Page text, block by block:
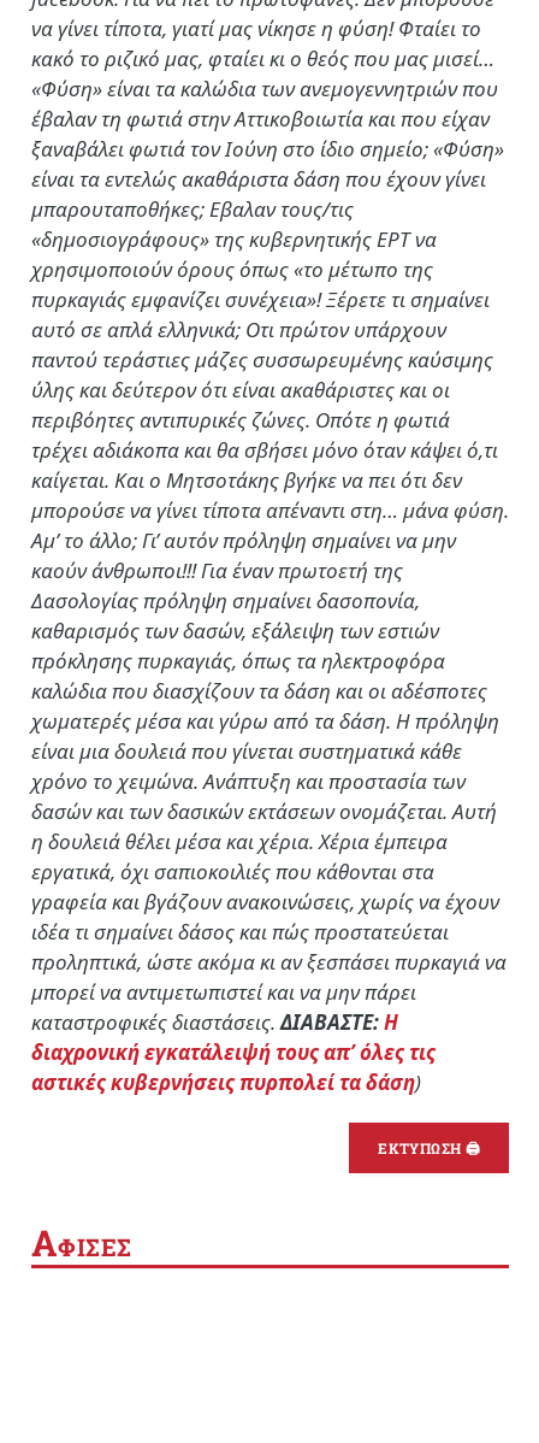
να γίνει τίποτα, γιατί μας νίκησε η φύση! Φταίει το
κακό το ριζικό μας, φταίει κι ο θεός που μας μισεί…
«Φύση» είναι τα καλώδια των ανεμογεννητριών που
έβαλαν τη φωτιά στην Αττικοβοιωτία και που είχαν
ξαναβάλει φωτιά τον Ιούνη στο ίδιο σημείο; «Φύση»
είναι τα εντελώς ακαθάριστα δάση που έχουν γίνει
μπαρουταποθήκες; Εβαλαν τους/τις
«δημοσιογράφους» της κυβερνητικής ΕΡΤ να
χρησιμοποιούν όρους όπως «το μέτωπο της
πυρκαγιάς εμφανίζει συνέχεια»! Ξέρετε τι σημαίνει
αυτό σε απλά ελληνικά; Οτι πρώτον υπάρχουν
παντού τεράστιες μάζες συσσωρευμένης καύσιμης
ύλης και δεύτερον ότι είναι ακαθάριστες και οι
περιβόητες αντιπυρικές ζώνες. Οπότε η φωτιά
τρέχει αδιάκοπα και θα σβήσει μόνο όταν κάψει ό,τι
καίγεται. Και ο Μητσοτάκης βγήκε να πει ότι δεν
μπορούσε να γίνει τίποτα απέναντι στη… μάνα φύση.
Αμ’ το άλλο; Γι’ αυτόν πρόληψη σημαίνει να μην
καούν άνθρωποι!!! Για έναν πρωτοετή της
Δασολογίας πρόληψη σημαίνει δασοπονία,
καθαρισμός των δασών, εξάλειψη των εστιών
πρόκλησης πυρκαγιάς, όπως τα ηλεκτροφόρα
καλώδια που διασχίζουν τα δάση και οι αδέσποτες
χωματερές μέσα και γύρω από τα δάση. Η πρόληψη
είναι μια δουλειά που γίνεται συστηματικά κάθε
χρόνο το χειμώνα. Ανάπτυξη και προστασία των
δασών και των δασικών εκτάσεων ονομάζεται. Αυτή
η δουλειά θέλει μέσα και χέρια. Χέρια έμπειρα
εργατικά, όχι σαπιοκοιλιές που κάθονται στα
γραφεία και βγάζουν ανακοινώσεις, χωρίς να έχουν
ιδέα τι σημαίνει δάσος και πώς προστατεύεται
προληπτικά, ώστε ακόμα κι αν ξεσπάσει πυρκαγιά να
μπορεί να αντιμετωπιστεί και να μην πάρει
καταστροφικές διαστάσεις.ΔΙΑΒΑΣΤΕ:Η
διαχρονική εγκατάλειψή τους απ’ όλες τις
αστικές κυβερνήσεις πυρπολεί τα δάση)
ΕΚΤΥΠΩΣΗ 🖨
ΑΦΙΣΕΣ